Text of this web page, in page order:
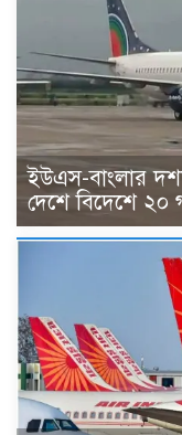
ইউএস-বাংলার
দেশে বিদেশে ২০